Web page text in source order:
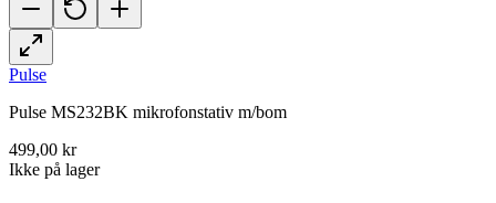
Pulse
Pulse MS232BK mikrofonstativ m/bom
499,00 kr
Ikke på lager